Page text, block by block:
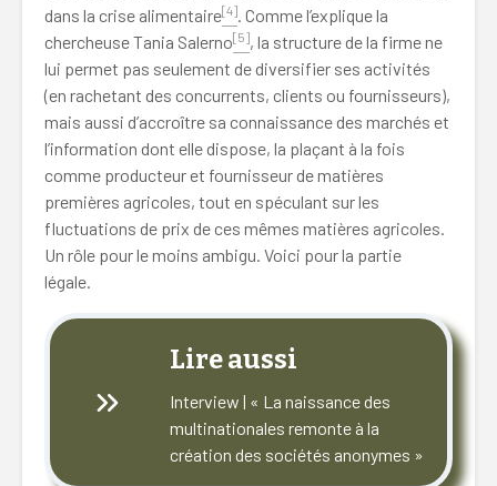
dans la crise alimentaire[4]. Comme l’explique la
chercheuse Tania Salerno[5], la structure de la firme ne
lui permet pas seulement de diversifier ses activités
(en rachetant des concurrents, clients ou fournisseurs),
mais aussi d’accroître sa connaissance des marchés et
l’information dont elle dispose, la plaçant à la fois
comme producteur et fournisseur de matières
premières agricoles, tout en spéculant sur les
fluctuations de prix de ces mêmes matières agricoles.
Un rôle pour le moins ambigu. Voici pour la partie
légale.
Lire aussi
Interview | « La naissance des
multinationales remonte à la
création des sociétés anonymes »